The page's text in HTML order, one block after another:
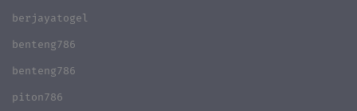
berjayatogel
benteng786
benteng786
piton786